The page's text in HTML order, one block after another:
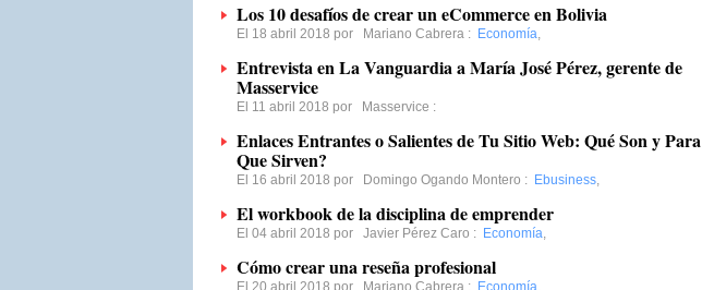
Los 10 desafíos de crear un eCommerce en Bolivia
El 18 abril 2018 por Mariano Cabrera : Economía,
Entrevista en La Vanguardia a María José Pérez, gerente de
Masservice
El 11 abril 2018 por Masservice :
Enlaces Entrantes o Salientes de Tu Sitio Web: Qué Son y Para
Que Sirven?
El 16 abril 2018 por Domingo Ogando Montero : Ebusiness,
El workbook de la disciplina de emprender
El 04 abril 2018 por Javier Pérez Caro : Economía,
Cómo crear una reseña profesional
El 20 abril 2018 por Mariano Cabrera : Economía,